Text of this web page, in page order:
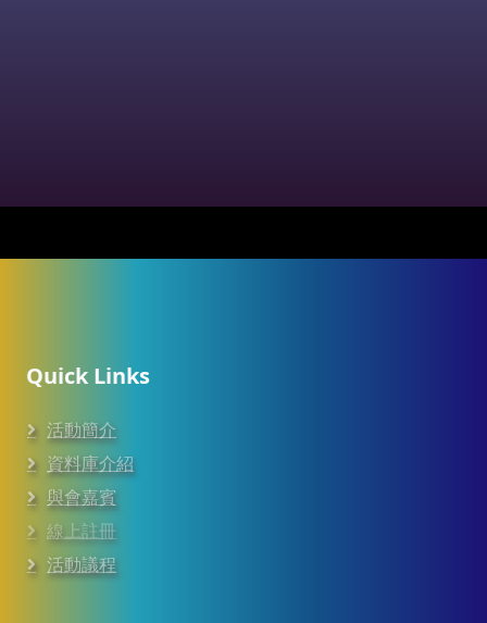
Quick Links
活動簡介
資料庫介紹
與會嘉賓
線上註冊
活動議程